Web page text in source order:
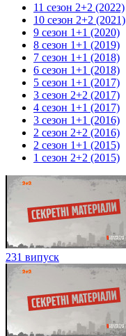
11 сезон 2+2 (2022)
10 сезон 2+2 (2021)
9 сезон 1+1 (2020)
8 сезон 1+1 (2019)
7 сезон 1+1 (2018)
6 сезон 1+1 (2018)
5 сезон 1+1 (2017)
3 сезон 2+2 (2017)
4 сезон 1+1 (2017)
3 сезон 1+1 (2016)
2 сезон 2+2 (2016)
2 сезон 1+1 (2015)
1 сезон 2+2 (2015)
231 випуск